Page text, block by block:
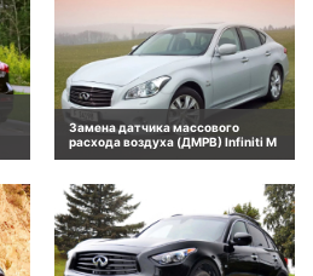
Замена датчика массового
расхода воздуха (ДМРВ) Infiniti M